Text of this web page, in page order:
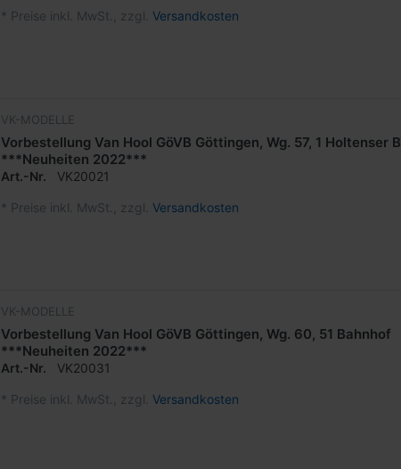
* Preise inkl. MwSt., zzgl. Versandkosten
VK-MODELLE
Vorbestellung Van Hool GöVB Göttingen, Wg. 57, 1 Holtenser B
***Neuheiten 2022***
Art.-Nr. VK20021
* Preise inkl. MwSt., zzgl. Versandkosten
VK-MODELLE
Vorbestellung Van Hool GöVB Göttingen, Wg. 60, 51 Bahnhof
***Neuheiten 2022***
Art.-Nr. VK20031
* Preise inkl. MwSt., zzgl. Versandkosten